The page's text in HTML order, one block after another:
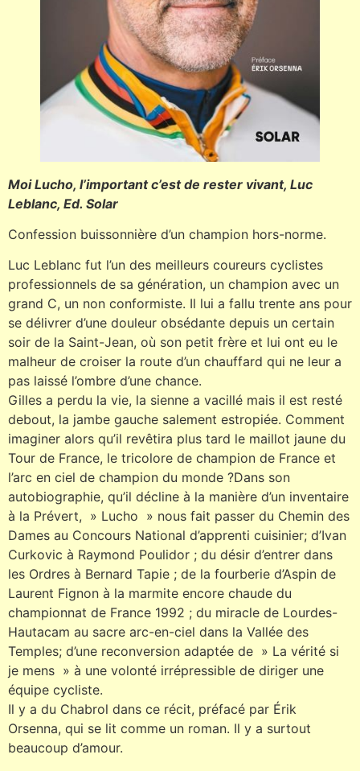
Moi Lucho, l’important c’est de rester vivant, Luc
Leblanc, Ed. Solar
Confession buissonnière d’un champion hors-norme.
Luc Leblanc fut l’un des meilleurs coureurs cyclistes
professionnels de sa génération, un champion avec un
grand C, un non conformiste. Il lui a fallu trente ans pour
se délivrer d’une douleur obsédante depuis un certain
soir de la Saint-Jean, où son petit frère et lui ont eu le
malheur de croiser la route d’un chauffard qui ne leur a
pas laissé l’ombre d’une chance.
Gilles a perdu la vie, la sienne a vacillé mais il est resté
debout, la jambe gauche salement estropiée. Comment
imaginer alors qu’il revêtira plus tard le maillot jaune du
Tour de France, le tricolore de champion de France et
l’arc en ciel de champion du monde ?Dans son
autobiographie, qu’il décline à la manière d’un inventaire
à la Prévert, » Lucho » nous fait passer du Chemin des
Dames au Concours National d’apprenti cuisinier; d’Ivan
Curkovic à Raymond Poulidor ; du désir d’entrer dans
les Ordres à Bernard Tapie ; de la fourberie d’Aspin de
Laurent Fignon à la marmite encore chaude du
championnat de France 1992 ; du miracle de Lourdes-
Hautacam au sacre arc-en-ciel dans la Vallée des
Temples; d’une reconversion adaptée de » La vérité si
je mens » à une volonté irrépressible de diriger une
équipe cycliste.
Il y a du Chabrol dans ce récit, préfacé par Érik
Orsenna, qui se lit comme un roman. Il y a surtout
beaucoup d’amour.